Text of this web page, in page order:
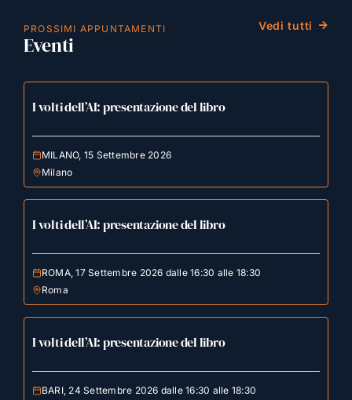
PROSSIMI APPUNTAMENTI
Eventi
Vedi tutti
I volti dell’AI: presentazione del libro
MILANO, 15 Settembre 2026
Milano
I volti dell’AI: presentazione del libro
ROMA, 17 Settembre 2026 dalle 16:30 alle 18:30
Roma
I volti dell’AI: presentazione del libro
BARI, 24 Settembre 2026 dalle 16:30 alle 18:30